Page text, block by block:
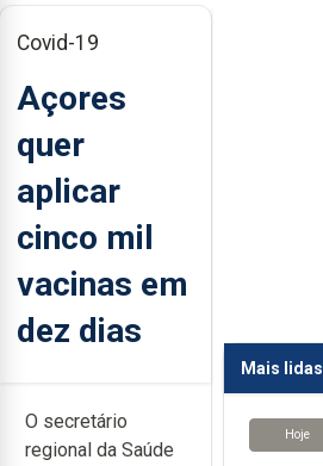
Covid-19
Açores
quer
aplicar
cinco mil
vacinas em
dez dias
O secretário
regional da Saúde
Mais lidas
Hoje